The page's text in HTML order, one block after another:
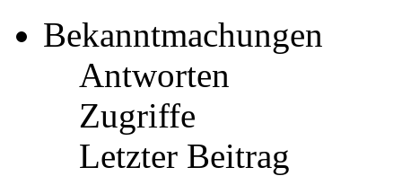
Bekanntmachungen
Antworten
Zugriffe
Letzter Beitrag